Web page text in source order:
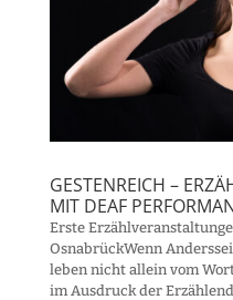
GESTENREICH –
MIT DEAF
Erste
OsnabrückWenn
leben nicht allein vom
im Ausdruck der